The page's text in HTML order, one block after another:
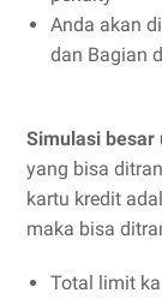
Anda akan
dan Bagian
Simulasi besar
yang bisa
kartu kredit
maka bisa
Total limit